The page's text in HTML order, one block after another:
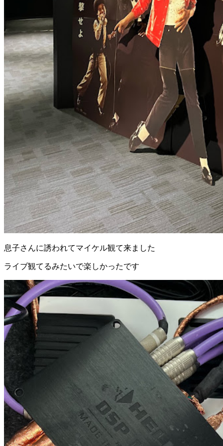
息子さんに誘われてマイケル観て来ました
ライブ観てるみたいで楽しかったです